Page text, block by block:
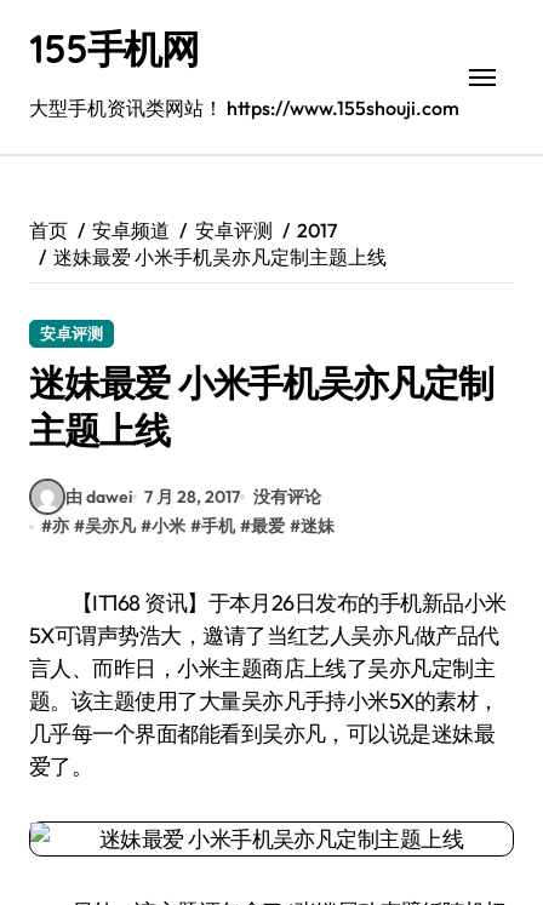
155手机网
大型手机资讯类网站！ https://www.155shouji.com
首页 安卓频道 安卓评测
2017
迷妹最爱 小米手机吴亦凡定制主题上线
安卓评测
迷妹最爱 小米手机吴亦凡定制
主题上线
由 dawei 7 月 28, 2017 没有评论
#亦 #吴亦凡 #小米 #手机 #最爱 #迷妹
【IT168 资讯】于本月26日发布的手机新品小米
5X可谓声势浩大，邀请了当红艺人吴亦凡做产品代
言人、而昨日，小米主题商店上线了吴亦凡定制主
题。该主题使用了大量吴亦凡手持小米5X的素材，
几乎每一个界面都能看到吴亦凡，可以说是迷妹最
爱了。